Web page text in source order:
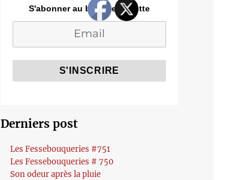
S'abonner au blog de Cozette
Derniers post
Les Fessebouqueries #751
Les Fessebouqueries # 750
Son odeur après la pluie